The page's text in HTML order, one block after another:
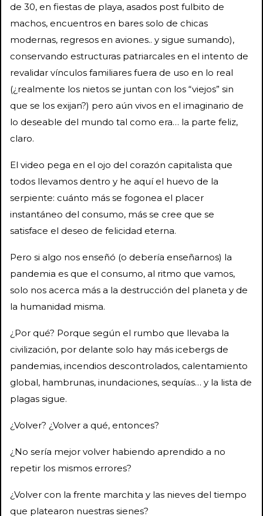
de 30, en fiestas de playa, asados post fulbito de
machos, encuentros en bares solo de chicas
modernas, regresos en aviones.. y sigue sumando),
conservando estructuras patriarcales en el intento de
revalidar vínculos familiares fuera de uso en lo real
(¿realmente los nietos se juntan con los “viejos” sin
que se los exijan?) pero aún vivos en el imaginario de
lo deseable del mundo tal como era… la parte feliz,
claro.
El video pega en el ojo del corazón capitalista que
todos llevamos dentro y he aquí el huevo de la
serpiente: cuánto más se fogonea el placer
instantáneo del consumo, más se cree que se
satisface el deseo de felicidad eterna.
Pero si algo nos enseñó (o debería enseñarnos) la
pandemia es que el consumo, al ritmo que vamos,
solo nos acerca más a la destrucción del planeta y de
la humanidad misma.
¿Por qué? Porque según el rumbo que llevaba la
civilización, por delante solo hay más icebergs de
pandemias, incendios descontrolados, calentamiento
global, hambrunas, inundaciones, sequías… y la lista de
plagas sigue.
¿Volver? ¿Volver a qué, entonces?
¿No sería mejor volver habiendo aprendido a no
repetir los mismos errores?
¿Volver con la frente marchita y las nieves del tiempo
que platearon nuestras sienes?